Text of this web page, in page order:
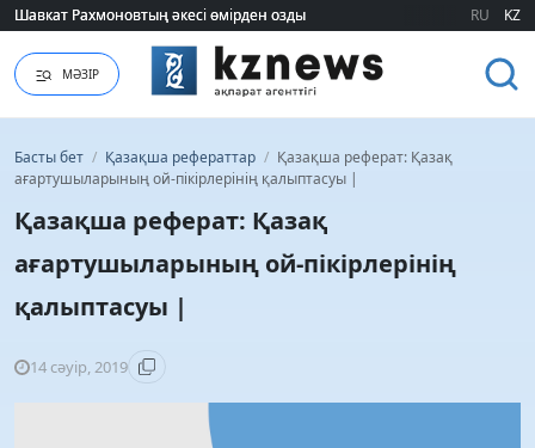
Шавкат Рахмоновтың әкесі өмірден озды
Шавкат Рахмоновтың әкесі өмірден озды RU KZ
МӘЗІР
Басты бет / Қазақша рефераттар / Қазақша реферат: Қазақ
ағартушыларының ой-пікірлерінің қалыптасуы |
Қазақша реферат: Қазақ
ағартушыларының ой-пікірлерінің
қалыптасуы |
14 сәуір, 2019